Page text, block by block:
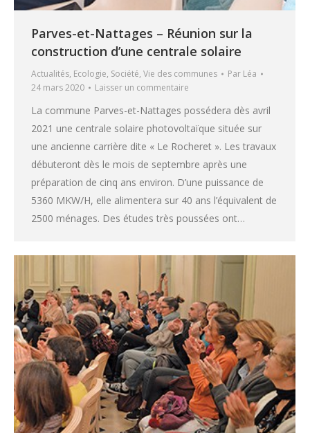
Parves-et-Nattages – Réunion sur la
construction d’une centrale solaire
Actualités, Ecologie, Société, Vie des communes Par Léa
24 mars 2020
Laisser un commentaire
La commune Parves-et-Nattages possédera dès avril
2021 une centrale solaire photovoltaïque située sur
une ancienne carrière dite « Le Rocheret ». Les travaux
débuteront dès le mois de septembre après une
préparation de cinq ans environ. D’une puissance de
5360 MKW/H, elle alimentera sur 40 ans l’équivalent de
2500 ménages. Des études très poussées ont…